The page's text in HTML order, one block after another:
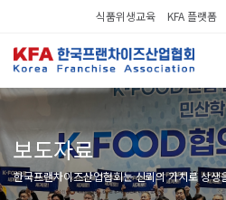
식품위생교육 KFA 플랫폼
보도자료
한국프랜차이즈산업협회는 신뢰의 가치로 상생